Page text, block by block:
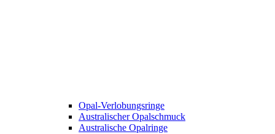
Opal-Verlobungsringe
Australischer Opalschmuck
Australische Opalringe